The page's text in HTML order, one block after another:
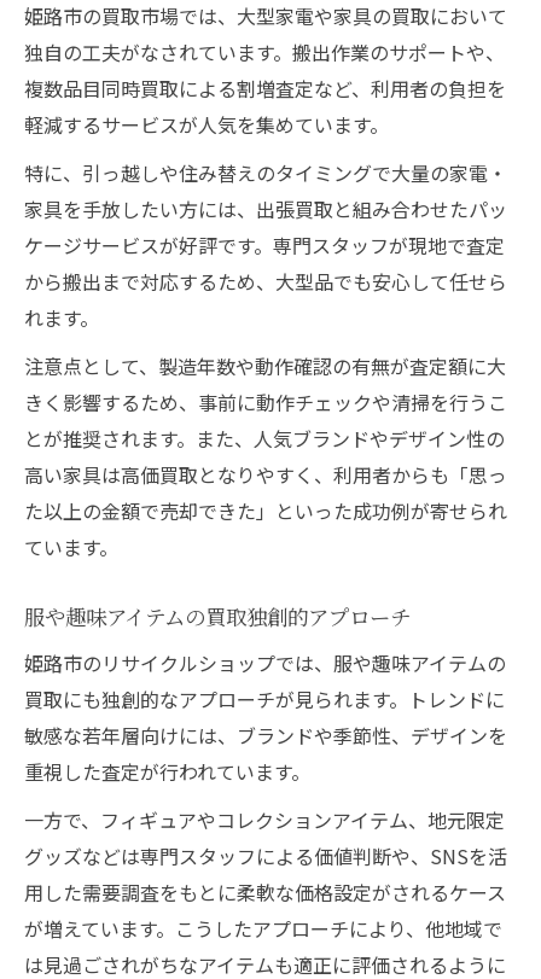
姫路市の買取市場では、大型家電や家具の買取において
独自の工夫がなされています。搬出作業のサポートや、
複数品目同時買取による割増査定など、利用者の負担を
軽減するサービスが人気を集めています。
特に、引っ越しや住み替えのタイミングで大量の家電・
家具を手放したい方には、出張買取と組み合わせたパッ
ケージサービスが好評です。専門スタッフが現地で査定
から搬出まで対応するため、大型品でも安心して任せら
れます。
注意点として、製造年数や動作確認の有無が査定額に大
きく影響するため、事前に動作チェックや清掃を行うこ
とが推奨されます。また、人気ブランドやデザイン性の
高い家具は高価買取となりやすく、利用者からも「思っ
た以上の金額で売却できた」といった成功例が寄せられ
ています。
服や趣味アイテムの買取独創的アプローチ
姫路市のリサイクルショップでは、服や趣味アイテムの
買取にも独創的なアプローチが見られます。トレンドに
敏感な若年層向けには、ブランドや季節性、デザインを
重視した査定が行われています。
一方で、フィギュアやコレクションアイテム、地元限定
グッズなどは専門スタッフによる価値判断や、SNSを活
用した需要調査をもとに柔軟な価格設定がされるケース
が増えています。こうしたアプローチにより、他地域で
は見過ごされがちなアイテムも適正に評価されるように